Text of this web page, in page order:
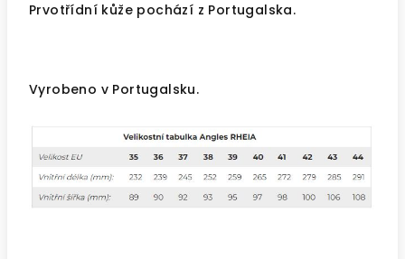
Prvotřídní kůže pochází z Portugalska.
Vyrobeno v Portugalsku.